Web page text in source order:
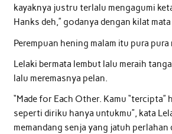
kayaknya justru terlalu mengagumi
Hanks deh,” godanya dengan kilat
Perempuan hening malam itu pura pura
Lelaki bermata lembut lalu meraih
lalu meremasnya pelan.
“Made for Each Other. Kamu “tercipta”
seperti diriku hanya untukmu”, kata
memandang senja yang jatuh perlahan